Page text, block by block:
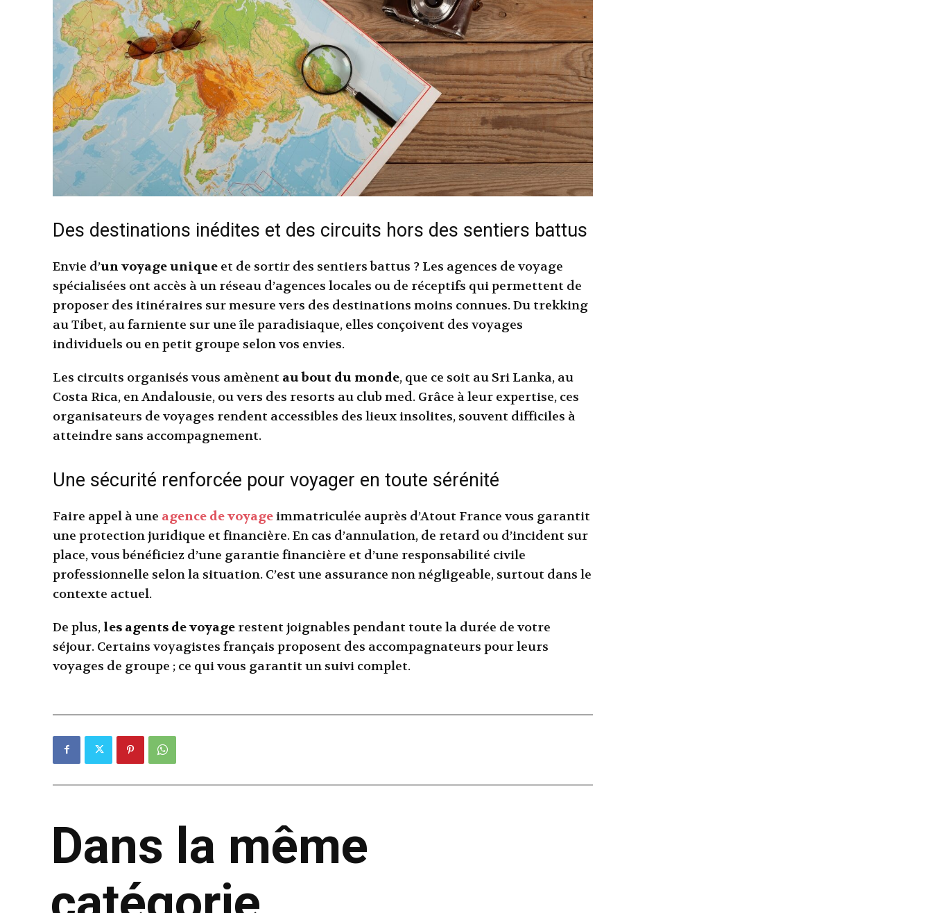
Des destinations inédites et des circuits hors des sentiers battus
Envie d’un voyage unique et de sortir des sentiers battus ? Les agences de voyage
spécialisées ont accès à un réseau d’agences locales ou de réceptifs qui permettent de
proposer des itinéraires sur mesure vers des destinations moins connues. Du trekking
au Tibet, au farniente sur une île paradisiaque, elles conçoivent des voyages
individuels ou en petit groupe selon vos envies.
Les circuits organisés vous amènent au bout du monde, que ce soit au Sri Lanka, au
Costa Rica, en Andalousie, ou vers des resorts au club med. Grâce à leur expertise, ces
organisateurs de voyages rendent accessibles des lieux insolites, souvent difficiles à
atteindre sans accompagnement.
Une sécurité renforcée pour voyager en toute sérénité
Faire appel à une agence de voyageimmatriculée auprès d’Atout France vous garantit
une protection juridique et financière. En cas d’annulation, de retard ou d’incident sur
place, vous bénéficiez d’une garantie financière et d’une responsabilité civile
professionnelle selon la situation. C’est une assurance non négligeable, surtout dans le
contexte actuel.
De plus, les agents de voyage restent joignables pendant toute la durée de votre
séjour. Certains voyagistes français proposent des accompagnateurs pour leurs
voyages de groupe ; ce qui vous garantit un suivi complet.
Dans la même